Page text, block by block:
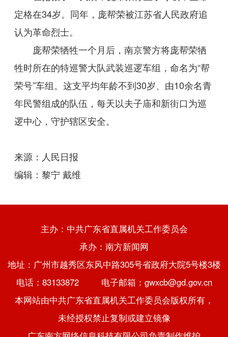
定格在34岁。同年，庞帮荣被江苏省人民政府追
认为革命烈士。
庞帮荣牺牲一个月后，南京警方将庞帮荣牺
牲时所在的特巡警大队武装巡逻车组，命名为“帮
荣号”车组。这支平均年龄不到30岁、由10余名青
年民警组成的队伍，每天以夫子庙和新街口为巡
逻中心，守护辖区安全。
来源：人民日报
编辑：黎宁 戴维
主办：中共广东省直属机关工作委员会
承办：南方新闻网
地址：广州市越秀区东风中路305号省政府大院5号楼3楼
电话：83133872 电子邮箱：gwxcb@gd.gov.cn
本网站由中共广东省直属机关工作委员会版权所有，
未经授权禁止复制或建立镜像